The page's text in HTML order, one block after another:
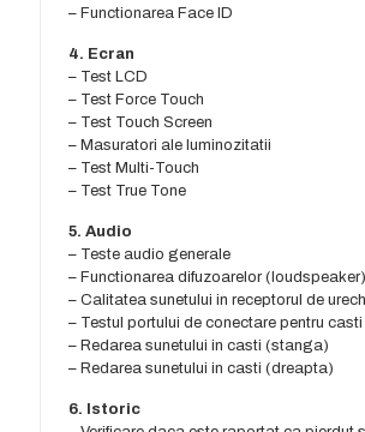
– Functionarea Face ID
4. Ecran
– Test LCD
– Test Force Touch
– Test Touch Screen
– Masuratori ale luminozitatii
– Test Multi-Touch
– Test True Tone
5. Audio
– Teste audio generale
– Functionarea difuzoarelor (loudspeaker)
– Calitatea sunetului in receptorul de
– Testul portului de conectare pentru casti
– Redarea sunetului in casti (stanga)
– Redarea sunetului in casti (dreapta)
6. Istoric